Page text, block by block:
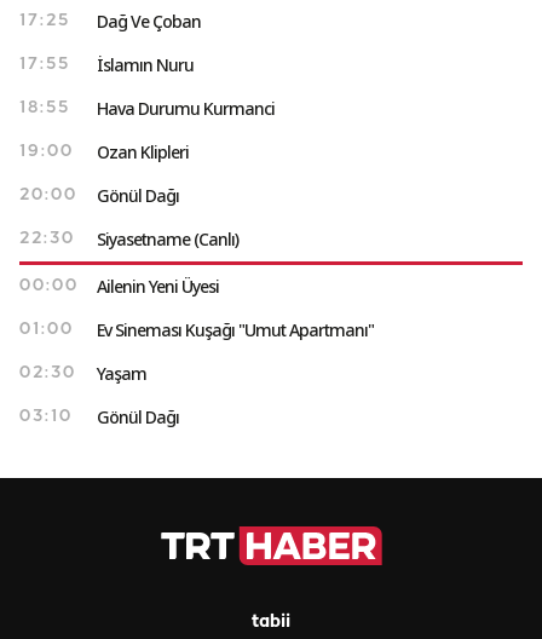
17:25 Dağ Ve Çoban
17:55 İslamın Nuru
18:55 Hava Durumu Kurmanci
19:00 Ozan Klipleri
20:00 Gönül Dağı
22:30 Siyasetname (Canlı)
00:00 Ailenin Yeni Üyesi
01:00 Ev Sineması Kuşağı "Umut Apartmanı"
02:30 Yaşam
03:10 Gönül Dağı
tabii